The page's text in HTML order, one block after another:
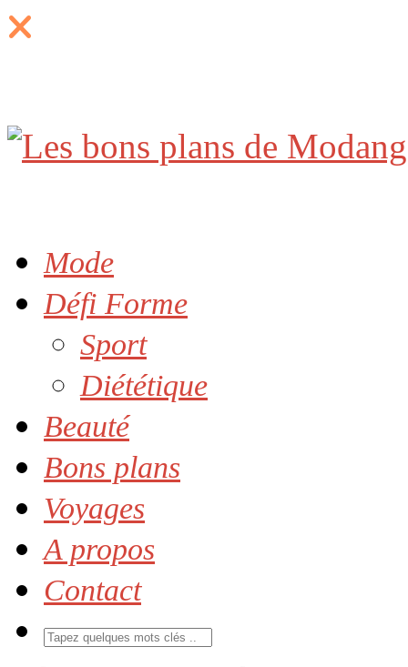
Mode
Défi Forme
Sport
Diététique
Beauté
Bons plans
Voyages
A propos
Contact